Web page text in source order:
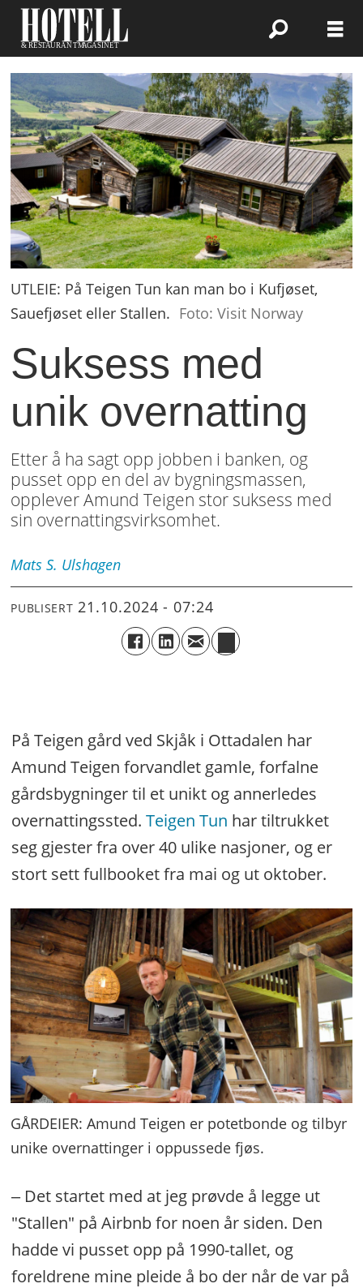
UTLEIE: På Teigen Tun kan man bo i Kufjøset,
Sauefjøset eller Stallen. Foto: Visit Norway
Suksess med
unik overnatting
Etter å ha sagt opp jobben i banken, og
pusset opp en del av bygningsmassen,
opplever Amund Teigen stor suksess med
sin overnattingsvirksomhet.
Mats S. Ulshagen
PUBLISERT 21.10.2024 - 07:24
På Teigen gård ved Skjåk i Ottadalen har
Amund Teigen forvandlet gamle, forfalne
gårdsbygninger til et unikt og annerledes
overnattingssted. Teigen Tun har tiltrukket
seg gjester fra over 40 ulike nasjoner, og er
stort sett fullbooket fra mai og ut oktober.
GÅRDEIER: Amund Teigen er potetbonde og tilbyr
unike overnattinger i oppussede fjøs.
‒ Det startet med at jeg prøvde å legge ut
"Stallen" på Airbnb for noen år siden. Den
hadde vi pusset opp på 1990-tallet, og
foreldrene mine pleide å bo der når de var på